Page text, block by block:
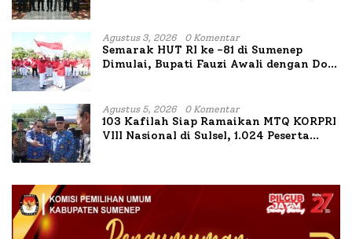
Agustus 3, 2026 0 Komentar
Semarak HUT RI ke -81 di Sumenep
Dimulai, Bupati Fauzi Awali dengan Doa
Agustus 5, 2026 0 Komentar
103 Kafilah Siap Ramaikan MTQ KORPRI
VIII Nasional di Sulsel, 1.024 Peserta